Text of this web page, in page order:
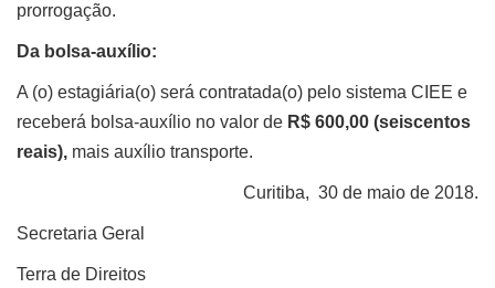
prorrogação.
Da bolsa-auxílio:
A (o) estagiária(o) será contratada(o) pelo sistema CIEE e
receberá bolsa-auxílio no valor de R$ 600,00 (seiscentos
reais), mais auxílio transporte.
Curitiba, 30 de maio de 2018.
Secretaria Geral
Terra de Direitos